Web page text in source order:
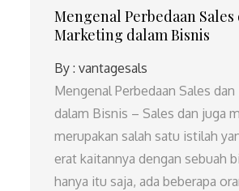
Mengenal Perbedaan Sales
Marketing dalam Bisnis
By :vantagesals
Mengenal Perbedaan Sales
dalam Bisnis – Sales dan juga
merupakan salah satu istilah
erat kaitannya dengan sebuah
hanya itu saja, ada beberapa